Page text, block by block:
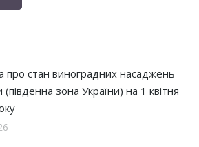
про стан виноградних насаджень
(південна зона України) на 1 квітня